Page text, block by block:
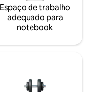
Espaço de trabalho
adequado para
notebook